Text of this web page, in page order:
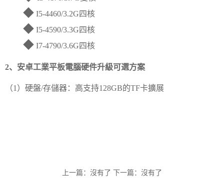
◆ I5-4460/3.2G四核
◆ I5-4590/3.3G四核
◆ I7-4790/3.6G四核
2、安卓工業平板電腦硬件升級可選方案
（1）硬盤/存儲器：高支持128GB的TF卡擴展
上一篇：沒有了 下一篇：沒有了